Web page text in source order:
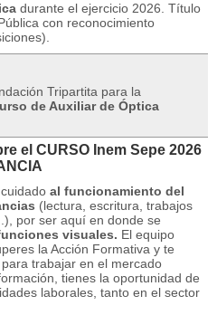
durante el ejercicio 2026. Título
con reconocimiento
Tripartita para la
de Auxiliar de Óptica
el CURSO Inem Sepe 2026
al funcionamiento del
(lectura, escritura, trabajos
por ser aquí en donde se
visuales. El equipo
la Acción Formativa y te
trabajar en el mercado
tienes la oportunidad de
laborales, tanto en el sector